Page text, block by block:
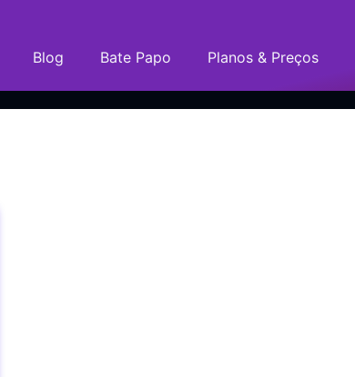
Blog Bate Papo Planos & Preços